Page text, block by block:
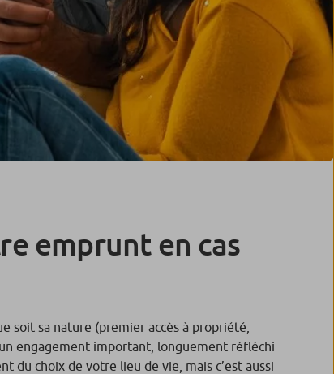
emprunt en cas
soit sa nature (premier accès à propriété,
engagement important, longuement réfléchi
du choix de votre lieu de vie, mais c’est aussi